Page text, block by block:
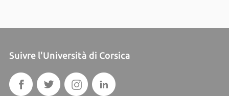
Suivre l'Università di Corsica